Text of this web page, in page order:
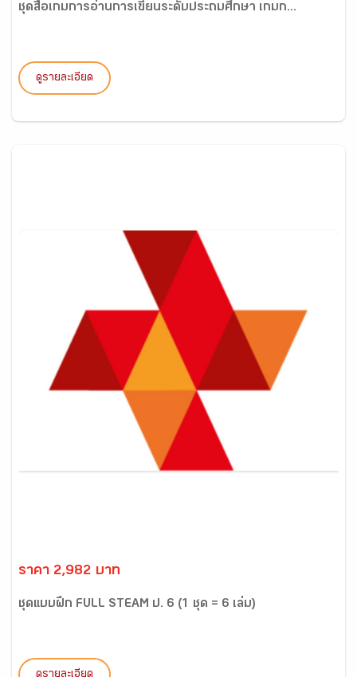
ชุดสื่อเกมการอ่านการเขียนระดับประถมศึกษา เกมก...
ดูรายละเอียด
ราคา 2,982 บาท
ชุดแบบฝึก FULL STEAM ป. 6 (1 ชุด = 6 เล่ม)